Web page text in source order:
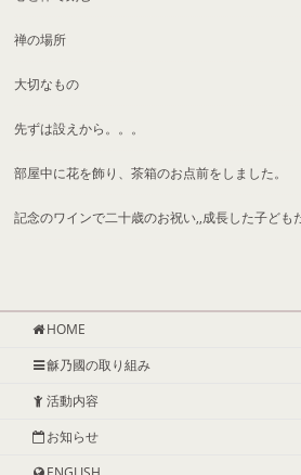
禅の場所
大切なもの
先ずは設えから。。。
部屋中に花を飾り、茶箱のお点前をしました。
記念のワインで二十歳のお祝い,,成長した子ども
HOME
龢乃國の取り組み
活動内容
お知らせ